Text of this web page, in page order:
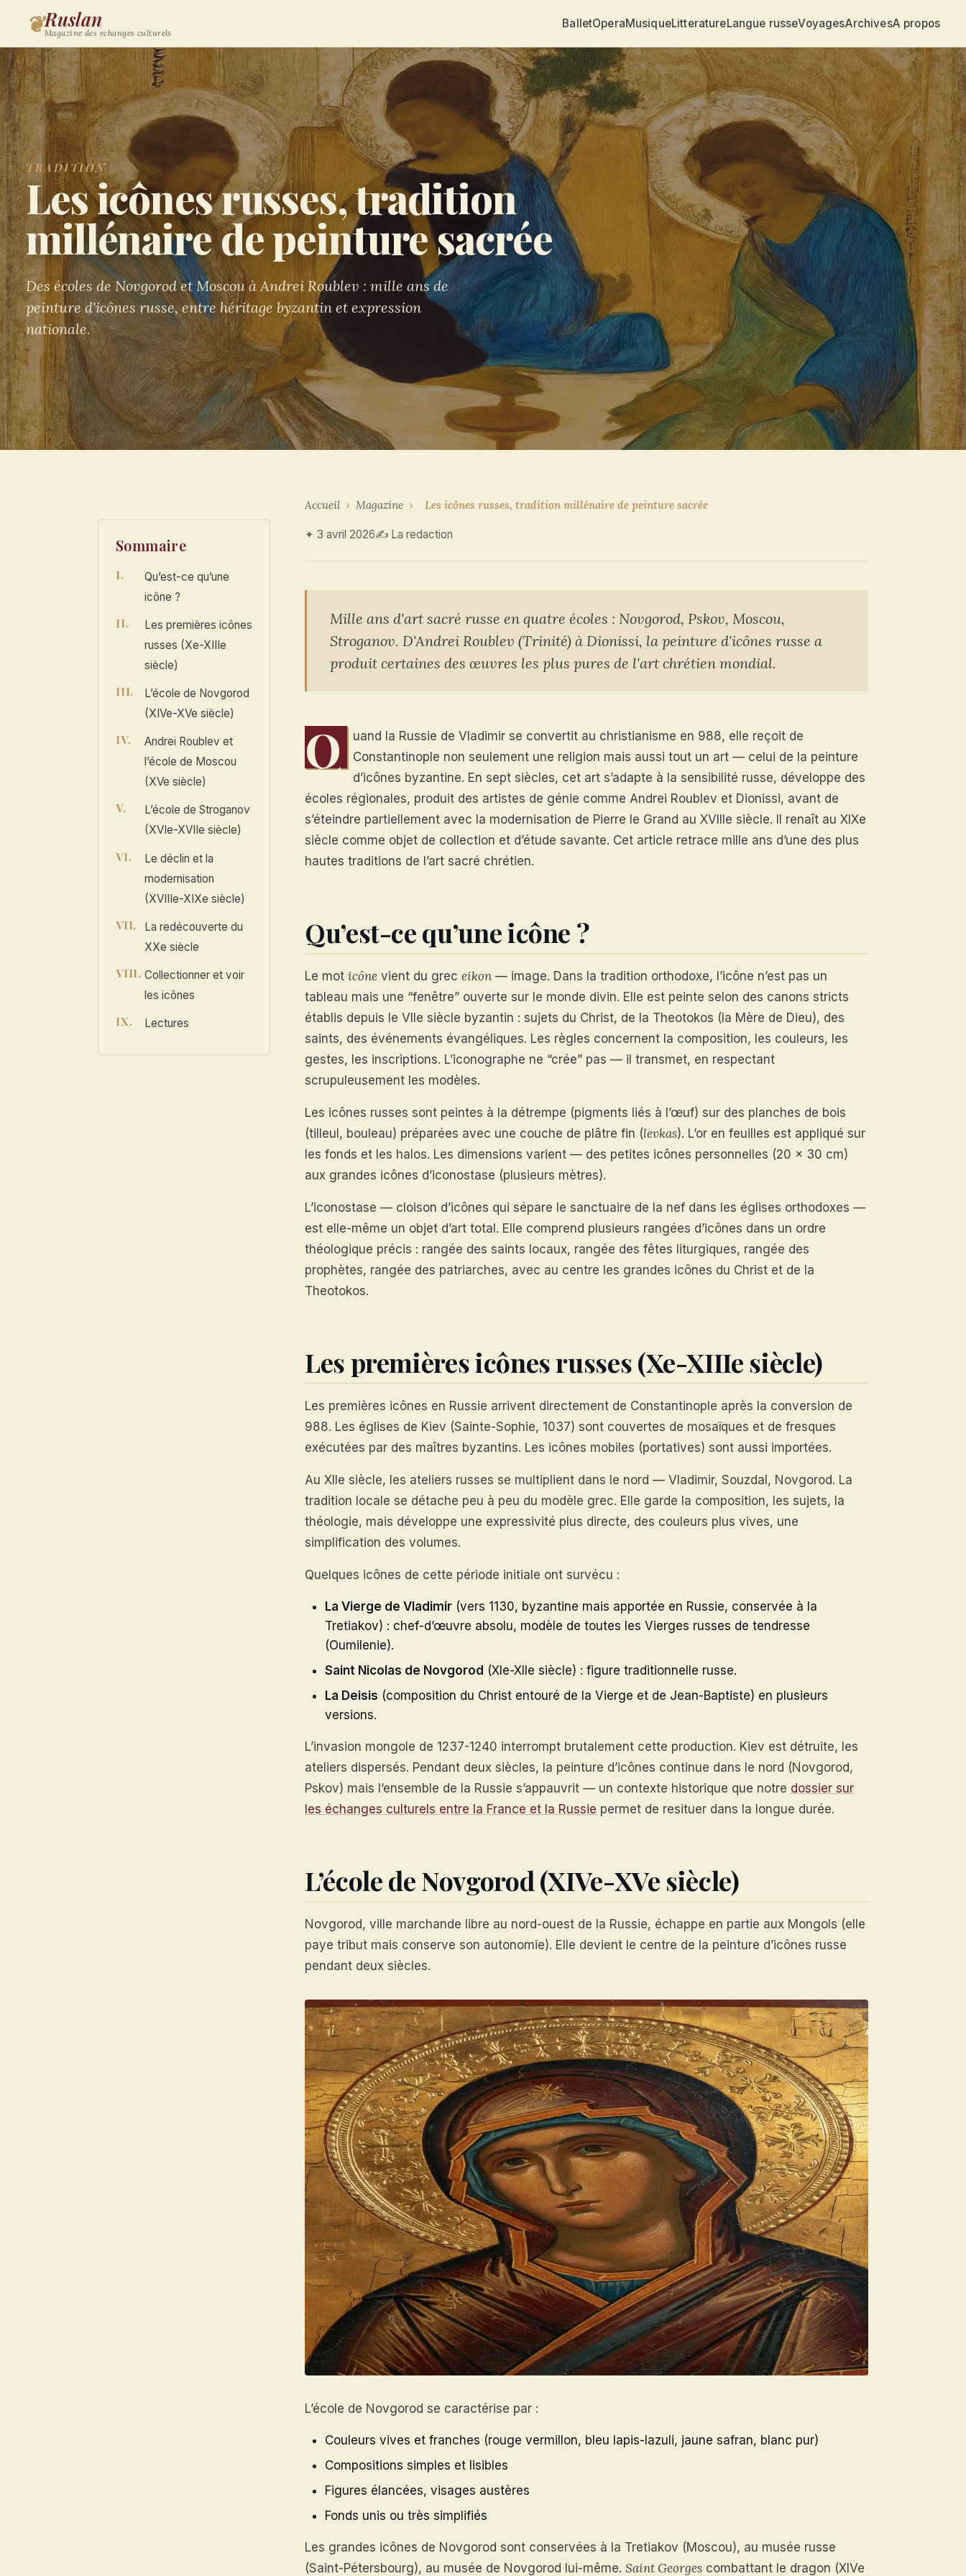
❦Ruslan
Magazine des echanges culturels
BalletOperaMusiqueLitteratureLangue russeVoyagesArchivesA propos
TRADITION
Les icônes russes, tradition
millénaire de peinture sacrée
Des écoles de Novgorod et Moscou à Andrei Roublev : mille ans de
peinture d'icônes russe, entre héritage byzantin et expression
nationale.
Sommaire
Qu’est-ce qu’une
icône ?
Les premières icônes
russes (Xe-XIIIe
siècle)
L’école de Novgorod
(XIVe-XVe siècle)
Andrei Roublev et
l’école de Moscou
(XVe siècle)
L’école de Stroganov
(XVIe-XVIIe siècle)
Le déclin et la
modernisation
(XVIIIe-XIXe siècle)
La redécouverte du
XXe siècle
Collectionner et voir
les icônes
Lectures
Accueil › Magazine › Les icônes russes, tradition millénaire de peinture sacrée
✦ 3 avril 2026✍ La redaction
Mille ans d'art sacré russe en quatre écoles : Novgorod, Pskov, Moscou,
Stroganov. D'Andrei Roublev (Trinité) à Dionissi, la peinture d'icônes russe a
produit certaines des œuvres les plus pures de l'art chrétien mondial.
Q
uand la Russie de Vladimir se convertit au christianisme en 988, elle reçoit de
Constantinople non seulement une religion mais aussi tout un art — celui de la peinture
d’icônes byzantine. En sept siècles, cet art s’adapte à la sensibilité russe, développe des
écoles régionales, produit des artistes de génie comme Andrei Roublev et Dionissi, avant de
s’éteindre partiellement avec la modernisation de Pierre le Grand au XVIIIe siècle. Il renaît au XIXe
siècle comme objet de collection et d’étude savante. Cet article retrace mille ans d’une des plus
hautes traditions de l’art sacré chrétien.
Qu’est-ce qu’une icône ?
Le mot icône vient du grec eikon — image. Dans la tradition orthodoxe, l’icône n’est pas un
tableau mais une “fenêtre” ouverte sur le monde divin. Elle est peinte selon des canons stricts
établis depuis le VIIe siècle byzantin : sujets du Christ, de la Theotokos (la Mère de Dieu), des
saints, des événements évangéliques. Les règles concernent la composition, les couleurs, les
gestes, les inscriptions. L’iconographe ne “crée” pas — il transmet, en respectant
scrupuleusement les modèles.
Les icônes russes sont peintes à la détrempe (pigments liés à l’œuf) sur des planches de bois
(tilleul, bouleau) préparées avec une couche de plâtre fin (levkas). L’or en feuilles est appliqué sur
les fonds et les halos. Les dimensions varient — des petites icônes personnelles (20 x 30 cm)
aux grandes icônes d’iconostase (plusieurs mètres).
L’iconostase — cloison d’icônes qui sépare le sanctuaire de la nef dans les églises orthodoxes —
est elle-même un objet d’art total. Elle comprend plusieurs rangées d’icônes dans un ordre
théologique précis : rangée des saints locaux, rangée des fêtes liturgiques, rangée des
prophètes, rangée des patriarches, avec au centre les grandes icônes du Christ et de la
Theotokos.
Les premières icônes russes (Xe-XIIIe siècle)
Les premières icônes en Russie arrivent directement de Constantinople après la conversion de
988. Les églises de Kiev (Sainte-Sophie, 1037) sont couvertes de mosaïques et de fresques
exécutées par des maîtres byzantins. Les icônes mobiles (portatives) sont aussi importées.
Au XIIe siècle, les ateliers russes se multiplient dans le nord — Vladimir, Souzdal, Novgorod. La
tradition locale se détache peu à peu du modèle grec. Elle garde la composition, les sujets, la
théologie, mais développe une expressivité plus directe, des couleurs plus vives, une
simplification des volumes.
Quelques icônes de cette période initiale ont survécu :
La Vierge de Vladimir (vers 1130, byzantine mais apportée en Russie, conservée à la
Tretiakov) : chef-d’œuvre absolu, modèle de toutes les Vierges russes de tendresse
(Oumilenie).
Saint Nicolas de Novgorod (XIe-XIIe siècle) : figure traditionnelle russe.
La Deisis (composition du Christ entouré de la Vierge et de Jean-Baptiste) en plusieurs
versions.
L’invasion mongole de 1237-1240 interrompt brutalement cette production. Kiev est détruite, les
ateliers dispersés. Pendant deux siècles, la peinture d’icônes continue dans le nord (Novgorod,
Pskov) mais l’ensemble de la Russie s’appauvrit — un contexte historique que notre dossier sur
les échanges culturels entre la France et la Russie permet de resituer dans la longue durée.
L’école de Novgorod (XIVe-XVe siècle)
Novgorod, ville marchande libre au nord-ouest de la Russie, échappe en partie aux Mongols (elle
paye tribut mais conserve son autonomie). Elle devient le centre de la peinture d’icônes russe
pendant deux siècles.
L’école de Novgorod se caractérise par :
Couleurs vives et franches (rouge vermillon, bleu lapis-lazuli, jaune safran, blanc pur)
Compositions simples et lisibles
Figures élancées, visages austères
Fonds unis ou très simplifiés
Les grandes icônes de Novgorod sont conservées à la Tretiakov (Moscou), au musée russe
(Saint-Pétersbourg), au musée de Novgorod lui-même. Saint Georges combattant le dragon (XIVe